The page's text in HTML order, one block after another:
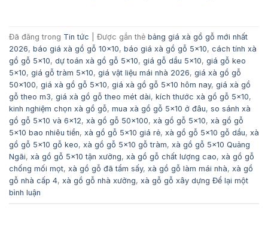
Đã đăng trong Tin tức Được gắn thẻ bảng giá xà gồ gỗ mới nhất
2026, báo giá xà gồ gỗ 10x10, báo giá xà gồ gỗ 5x10, cách tính xà
gồ gỗ 5x10, dự toán xà gồ gỗ 5x10, giá gỗ dầu 5x10, giá gỗ keo
5x10, giá gỗ tràm 5x10, giá vật liệu mái nhà 2026, giá xà gồ gỗ
50x100, giá xà gồ gỗ 5x10, giá xà gồ gỗ 5x10 hôm nay, giá xà gồ
gỗ theo m3, giá xà gồ gỗ theo mét dài, kích thước xà gồ gỗ 5x10,
kinh nghiệm chọn xà gồ gỗ, mua xà gồ gỗ 5x10 ở đâu, so sánh xà
gồ gỗ 5x10 và 6x12, xà gồ gỗ 50x100, xà gồ gỗ 5x10, xà gồ gỗ
5x10 bao nhiêu tiền, xà gồ gỗ 5x10 giá rẻ, xà gồ gỗ 5x10 gỗ dầu, xà
gồ gỗ 5x10 gỗ keo, xà gồ gỗ 5x10 gỗ tràm, xà gồ gỗ 5x10 Quảng
Ngãi, xà gồ gỗ 5x10 tận xưởng, xà gồ gỗ chất lượng cao, xà gồ gỗ
chống mối mọt, xà gồ gỗ đã tẩm sấy, xà gồ gỗ làm mái nhà, xà gồ
gỗ nhà cấp 4, xà gồ gỗ nhà xưởng, xà gỗ gỗ xây dựng Để lại một
bình luận